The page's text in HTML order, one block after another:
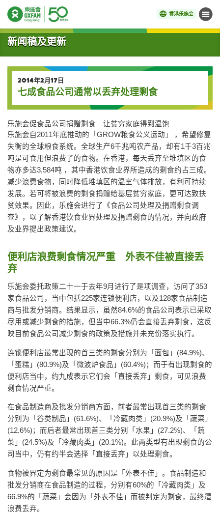
香港乐施会 菜单
开始主要内容
新闻稿及更新
2014年2月17日
七成食品公司通常以丢弃处理剩食
乐施会促食品公司捐赠剩食 让贫穷家庭得到温饱
乐施会自2011年底推动的「GROW粮食公义运动」 ，希望修复
失衡的全球粮食系统。全球生产6千兆吨农产品，却有1千3百兆
吨是可食用但浪费了的食物。在香港，每天丢弃至堆填区的食
物亦多达3,584吨 ，其中香港饮食业界所造成的剩食约占三成。
减少浪费食物，同时降低堆填区的温室气体排放，有利可持续
发展。若可将被浪费的剩食捐赠给基层贫穷家庭，更可达致扶
贫效果。因此，乐施会进行了《食品公司处理及捐赠剩食调
查》，以了解香港饮食业界处理及捐赠剩食的情况，并向政府
及业界提出政策建议。
便利店浪费剩食情况严重 外表不佳被直接丢
弃
乐施会委托政策二十一于去年9月进行了是项调查，访问了353
家食品公司，当中包括225家连锁便利店，以及128家食品制造
商与批发分销商。结果显示，虽然84.6%的食品公司表示已采取
尽用或减少剩食的措施，但当中66.3%仍会直接丢弃剩食，这反
映目前食品公司减少剩食的政策及措施并未充份落实执行。
连锁便利店最常出现的首三类的剩食分别为「面包」(84.9%)、
「蛋糕」(80.9%)及「微波炉食品」(60.4%)；而于有出现剩食的
便利店当中，约九成表示它们会「直接丢弃」剩食，可见浪费
剩食情况严重。
在食品制造商及批发分销商方面，前者最常出现首三类的剩食
分别为「谷类制品」(61.6%)、「冷藏肉类」(20.9%)及「蔬菜」
(12.6%)；而后者最常出现首三类分别「水果」(27.2%)、「蔬
菜」(24.5%)及「冷藏肉类」(20.1%)。此两类型有出现剩食的公
司当中，仍有约半会选择「直接丢弃」以处理剩食。
食物被界定为剩食最常见的原因是「外表不佳」。食品制造和
批发分销商在食品制造的过程，分别有60%的「冷藏肉类」及
66.9%的「蔬菜」会因为「外表不佳」而被判定为剩食，最终遭
浪费丢弃。